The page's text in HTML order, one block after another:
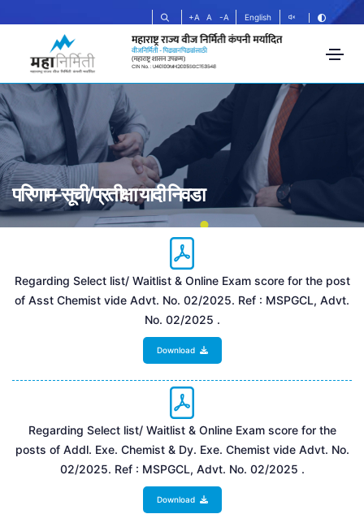
+A A -A English
परिणाम-सूची/प्रतीक्षा यादी निवडा
Regarding Select list/ Waitlist & Online Exam score for the post
of Asst Chemist vide Advt. No. 02/2025. Ref : MSPGCL, Advt.
No. 02/2025 .
Download
Regarding Select list/ Waitlist & Online Exam score for the
posts of Addl. Exe. Chemist & Dy. Exe. Chemist vide Advt. No.
02/2025. Ref : MSPGCL, Advt. No. 02/2025 .
Download